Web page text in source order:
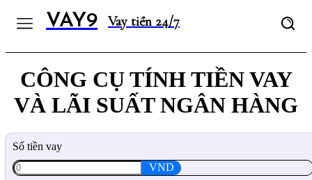
VAY9 Vay tiền 24/7
CÔNG CỤ TÍNH TIỀN VAY
VÀ LÃI SUẤT NGÂN HÀNG
Số tiền vay
VND